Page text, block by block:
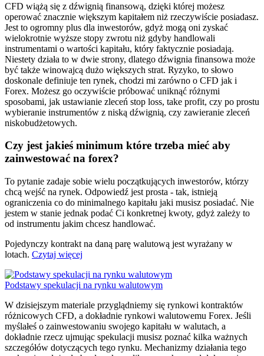
CFD wiążą się z dźwignią finansową, dzięki której możesz
operować znacznie większym kapitałem niż rzeczywiście posiadasz.
Jest to ogromny plus dla inwestorów, gdyż mogą oni zyskać
wielokrotnie wyższe stopy zwrotu niż gdyby handlowali
instrumentami o wartości kapitału, który faktycznie posiadają.
Niestety działa to w dwie strony, dlatego dźwignia finansowa może
być także winowajcą dużo większych strat. Ryzyko, to słowo
doskonale definiuje ten rynek, chodzi mi zarówno o CFD jak i
Forex. Możesz go oczywiście próbować uniknąć różnymi
sposobami, jak ustawianie zleceń stop loss, take profit, czy po prostu
wybieranie instrumentów z niską dźwignią, czy zawieranie zleceń
niskobudżetowych.
Czy jest jakieś minimum które trzeba mieć aby
zainwestować na forex?
To pytanie zadaje sobie wielu początkujących inwestorów, którzy
chcą wejść na rynek. Odpowiedź jest prosta - tak, istnieją
ograniczenia co do minimalnego kapitału jaki musisz posiadać. Nie
jestem w stanie jednak podać Ci konkretnej kwoty, gdyż zależy to
od instrumentu jakim chcesz handlować.
Pojedynczy kontrakt na daną parę walutową jest wyrażany w
lotach. Czytaj więcej
Podstawy spekulacji na rynku walutowym
W dzisiejszym materiale przyglądniemy się rynkowi kontraktów
różnicowych CFD, a dokładnie rynkowi walutowemu Forex. Jeśli
myślałeś o zainwestowaniu swojego kapitału w walutach, a
dokładnie rzecz ujmując spekulacji musisz poznać kilka ważnych
szczegółów dotyczących tego rynku. Mechanizmy działania tego